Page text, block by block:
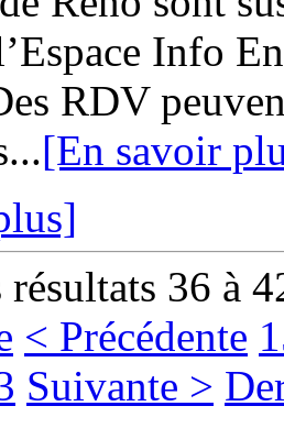
Info
RDV
[En savoir
36 à
< Précédente
Suivante >